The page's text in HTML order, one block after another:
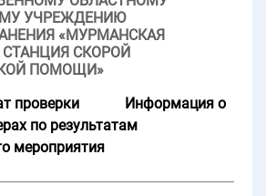
УЧРЕЖДЕНИЮ
«МУРМАНСКАЯ
СКОРОЙ
ПОМОЩИ»
проверки
Информация о
по результатам
мероприятия